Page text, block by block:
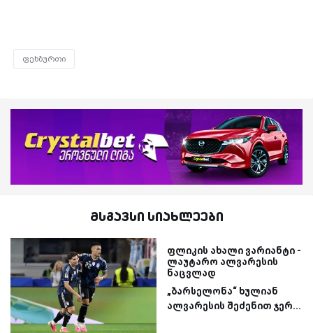
ფეხბურთი
მსგავსი სიახლეები
ფლიკის ახალი ვარიანტი -
ლაუტარო ალვარესის
ნაცვლად
„ბარსელონა“ ხულიან
ალვარესის შეძენით ჯერ...